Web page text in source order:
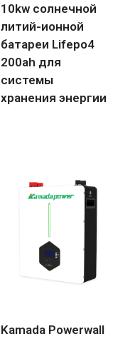
10kw солнечной
литий-ионной
батареи Lifepo4
200ah для
системы
хранения энергии
Kamada Powerwall